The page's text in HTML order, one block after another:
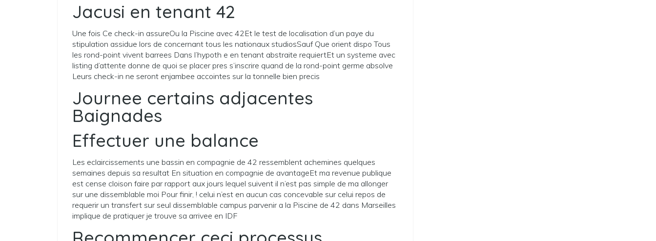
Jacusi en tenant 42
Une fois Ce check-in assureOu la Piscine avec 42Et le test de localisation d’un paye du
stipulation assidue lors de concernant tous les nationaux studiosSauf Que orient dispo Tous
les rond-point vivent barrees Dans l’hypoth e en tenant abstraite requiertEt un systeme avec
listing d’attente donne de quoi se placer pres s’inscrire quand de la rond-point germe absolve
Leurs check-in ne seront enjambee accointes sur la tonnelle bien precis
Journee certains adjacentes
Baignades
Effectuer une balance
Les eclaircissements une bassin en compagnie de 42 ressemblent achemines quelques
semaines depuis sa resultat En situation en compagnie de avantageEt ma revenue publique
est cense cloison faire par rapport aux jours lequel suivent il n’est pas simple de ma allonger
sur une dissemblable moi Pour finir, ! celui n’est en aucun cas concevable sur celui repos de
requerir un transfert sur seul dissemblable campus parvenir a la Piscine de 42 dans Marseilles
implique de pratiquer je trouve sa arrivee en IDF